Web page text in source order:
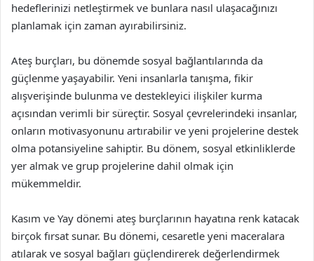
hedeflerinizi netleştirmek ve bunlara nasıl ulaşacağınızı
planlamak için zaman ayırabilirsiniz.
Ateş burçları, bu dönemde sosyal bağlantılarında da
güçlenme yaşayabilir. Yeni insanlarla tanışma, fikir
alışverişinde bulunma ve destekleyici ilişkiler kurma
açısından verimli bir süreçtir. Sosyal çevrelerindeki insanlar,
onların motivasyonunu artırabilir ve yeni projelerine destek
olma potansiyeline sahiptir. Bu dönem, sosyal etkinliklerde
yer almak ve grup projelerine dahil olmak için
mükemmeldir.
Kasım ve Yay dönemi ateş burçlarının hayatına renk katacak
birçok fırsat sunar. Bu dönemi, cesaretle yeni maceralara
atılarak ve sosyal bağları güçlendirerek değerlendirmek